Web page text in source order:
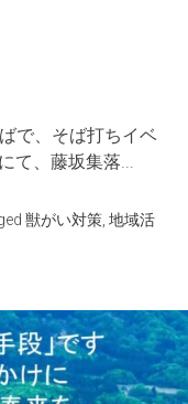
で、そば打ちイベ
て、藤坂集落...
獣がい対策 地域活